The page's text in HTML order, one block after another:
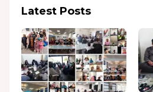
Latest Posts